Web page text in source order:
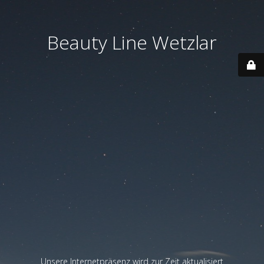
Beauty Line Wetzlar
Unsere Internetpräsenz wird zur Zeit aktualisiert